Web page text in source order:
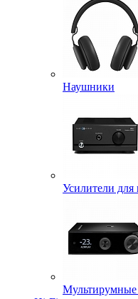
Наушники
Усилители